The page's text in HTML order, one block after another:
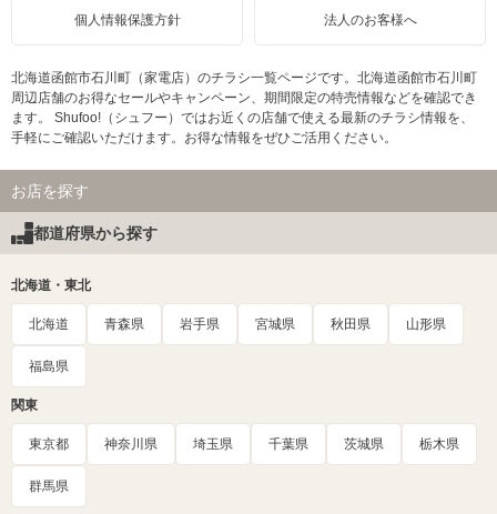
個人情報保護方針 法人のお客様へ
北海道函館市石川町（家電店）のチラシ一覧ページです。北海道函館市石川町
周辺店舗のお得なセールやキャンペーン、期間限定の特売情報などを確認でき
ます。 Shufoo!（シュフー）ではお近くの店舗で使える最新のチラシ情報を、
手軽にご確認いただけます。お得な情報をぜひご活用ください。
お店を探す
都道府県から探す
北海道・東北
北海道 青森県 岩手県 宮城県 秋田県 山形県
福島県
関東
東京都 神奈川県 埼玉県 千葉県 茨城県 栃木県
群馬県